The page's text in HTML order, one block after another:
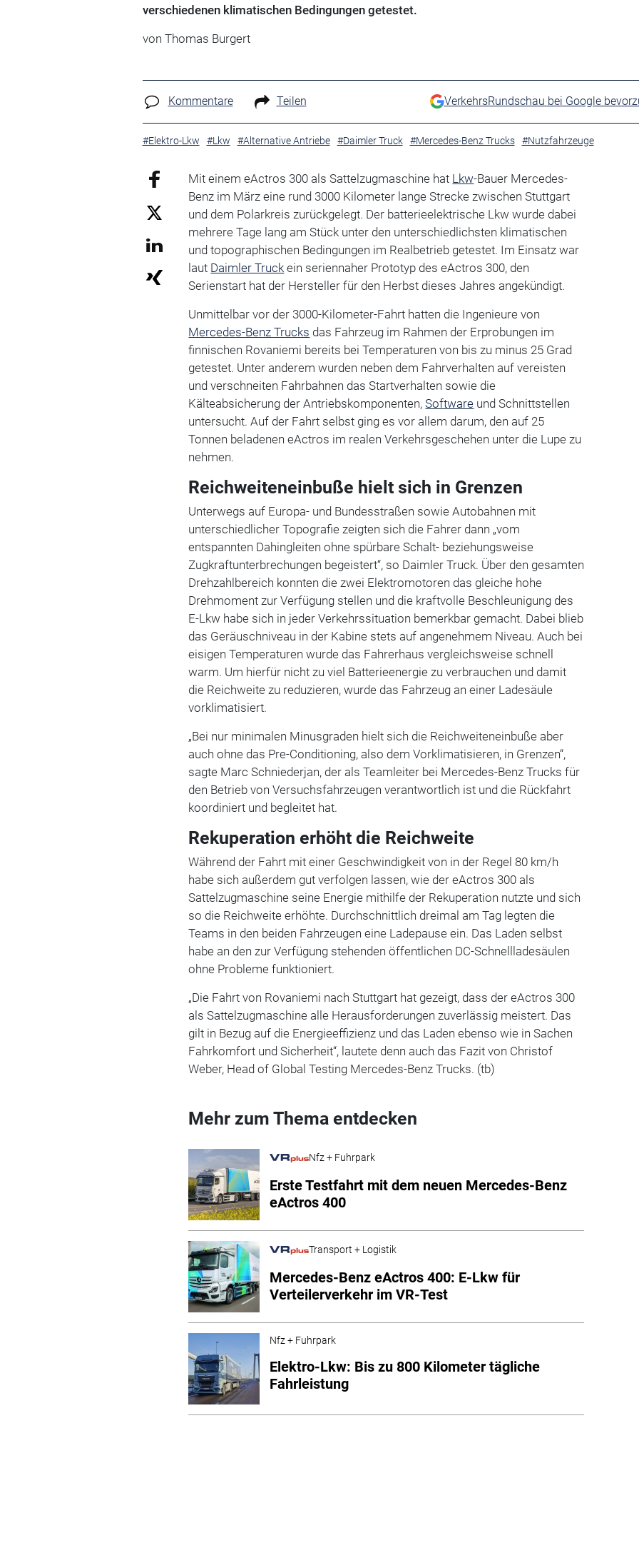
verschiedenen klimatischen Bedingungen getestet.
von Thomas Burgert
Kommentare Teilen VerkehrsRundschau bei Google
#Elektro-Lkw #Lkw #Alternative Antriebe #Daimler Truck #Mercedes-Benz Trucks #Nutzfahrzeuge
Mit einem eActros 300 als Sattelzugmaschine hat Lkw-Bauer Mercedes-
Benz im März eine rund 3000 Kilometer lange Strecke zwischen Stuttgart
und dem Polarkreis zurückgelegt. Der batterieelektrische Lkw wurde dabei
mehrere Tage lang am Stück unter den unterschiedlichsten klimatischen
und topographischen Bedingungen im Realbetrieb getestet. Im Einsatz war
laut Daimler Truck ein seriennaher Prototyp des eActros 300, den
Serienstart hat der Hersteller für den Herbst dieses Jahres angekündigt.
Unmittelbar vor der 3000-Kilometer-Fahrt hatten die Ingenieure von
Mercedes-Benz Trucks das Fahrzeug im Rahmen der Erprobungen im
finnischen Rovaniemi bereits bei Temperaturen von bis zu minus 25 Grad
getestet. Unter anderem wurden neben dem Fahrverhalten auf vereisten
und verschneiten Fahrbahnen das Startverhalten sowie die
Kälteabsicherung der Antriebskomponenten,Software und Schnittstellen
untersucht. Auf der Fahrt selbst ging es vor allem darum, den auf 25
Tonnen beladenen eActros im realen Verkehrsgeschehen unter die Lupe zu
nehmen.
Reichweiteneinbuße hielt sich in Grenzen
Unterwegs auf Europa- und Bundesstraßen sowie Autobahnen mit
unterschiedlicher Topografie zeigten sich die Fahrer dann „vom
entspannten Dahingleiten ohne spürbare Schalt- beziehungsweise
Zugkraftunterbrechungen begeistert“, so Daimler Truck. Über den gesamten
Drehzahlbereich konnten die zwei Elektromotoren das gleiche hohe
Drehmoment zur Verfügung stellen und die kraftvolle Beschleunigung des
E-Lkw habe sich in jeder Verkehrssituation bemerkbar gemacht. Dabei blieb
das Geräuschniveau in der Kabine stets auf angenehmem Niveau. Auch bei
eisigen Temperaturen wurde das Fahrerhaus vergleichsweise schnell
warm. Um hierfür nicht zu viel Batterieenergie zu verbrauchen und damit
die Reichweite zu reduzieren, wurde das Fahrzeug an einer Ladesäule
vorklimatisiert.
„Bei nur minimalen Minusgraden hielt sich die Reichweiteneinbuße aber
auch ohne das Pre-Conditioning, also dem Vorklimatisieren, in Grenzen“,
sagte Marc Schniederjan, der als Teamleiter bei Mercedes-Benz Trucks für
den Betrieb von Versuchsfahrzeugen verantwortlich ist und die Rückfahrt
koordiniert und begleitet hat.
Rekuperation erhöht die Reichweite
Während der Fahrt mit einer Geschwindigkeit von in der Regel 80 km/h
habe sich außerdem gut verfolgen lassen, wie der eActros 300 als
Sattelzugmaschine seine Energie mithilfe der Rekuperation nutzte und sich
so die Reichweite erhöhte. Durchschnittlich dreimal am Tag legten die
Teams in den beiden Fahrzeugen eine Ladepause ein. Das Laden selbst
habe an den zur Verfügung stehenden öffentlichen DC-Schnellladesäulen
ohne Probleme funktioniert.
„Die Fahrt von Rovaniemi nach Stuttgart hat gezeigt, dass der eActros 300
als Sattelzugmaschine alle Herausforderungen zuverlässig meistert. Das
gilt in Bezug auf die Energieeffizienz und das Laden ebenso wie in Sachen
Fahrkomfort und Sicherheit“, lautete denn auch das Fazit von Christof
Weber, Head of Global Testing Mercedes-Benz Trucks. (tb)
Mehr zum Thema entdecken
Nfz + Fuhrpark
Erste Testfahrt mit dem neuen Mercedes-Benz
eActros 400
Transport + Logistik
Mercedes-Benz eActros 400: E-Lkw für
Verteilerverkehr im VR-Test
Nfz + Fuhrpark
Elektro-Lkw: Bis zu 800 Kilometer tägliche
Fahrleistung